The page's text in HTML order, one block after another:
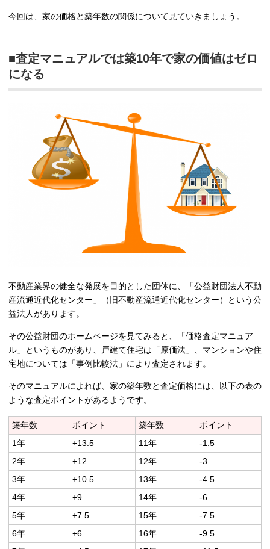
今回は、家の価格と築年数の関係について見ていきましょう。
■査定マニュアルでは築10年で家の価値はゼロ
になる
不動産業界の健全な発展を目的とした団体に、「公益財団法人不動
産流通近代化センター」（旧不動産流通近代化センター）という公
益法人があります。
その公益財団のホームページを見てみると、「価格査定マニュア
ル」というものがあり、戸建て住宅は「原価法」、マンションや住
宅地については「事例比較法」により査定されます。
そのマニュアルによれば、家の築年数と査定価格には、以下の表の
ような査定ポイントがあるようです。
築年数 ポイント 築年数
ポイント
1年
+13.5 11年
-1.5
2年
+12 12年
-3
3年
+10.5 13年
-4.5
4年
+9 14年
-6
5年
+7.5 15年
-7.5
6年
+6 16年
-9.5